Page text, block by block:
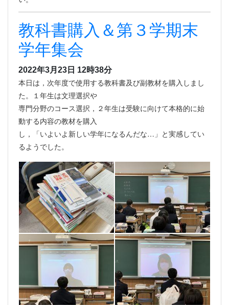
教科書購入＆第３学期末
学年集会
2022年3月23日 12時38分
本日は，次年度で使用する教科書及び副教材を購入しまし
た。１年生は文理選択や
専門分野のコース選択，２年生は受験に向けて本格的に始
動する内容の教材を購入
し，「いよいよ新しい学年になるんだな…」と実感してい
るようでした。